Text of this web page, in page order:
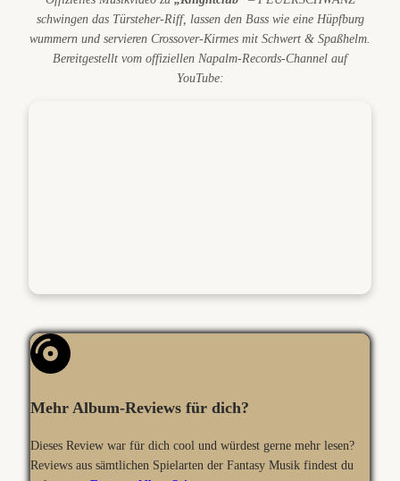
schwingen das Türsteher-Riff, lassen den Bass wie eine Hüpfburg
wummern und servieren Crossover-Kirmes mit Schwert & Spaßhelm.
Bereitgestellt vom offiziellen Napalm-Records-Channel auf
YouTube:
Mehr Album-Reviews für dich?
Dieses Review war für dich cool und würdest gerne mehr lesen?
Reviews aus sämtlichen Spielarten der Fantasy Musik findest du